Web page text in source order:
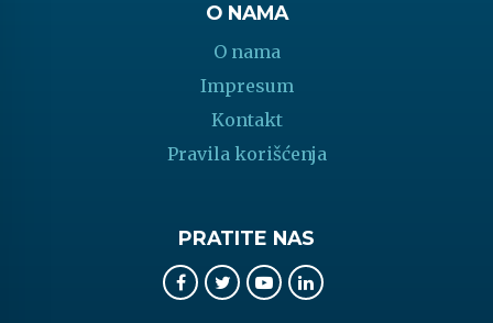
O NAMA
O nama
Impresum
Kontakt
Pravila korišćenja
PRATITE NAS